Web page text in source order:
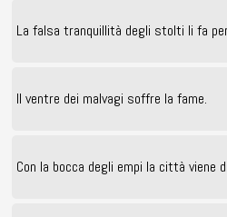
La falsa tranquillità degli stolti li fa
Il ventre dei malvagi soffre la fame.
Con la bocca degli empi la città viene